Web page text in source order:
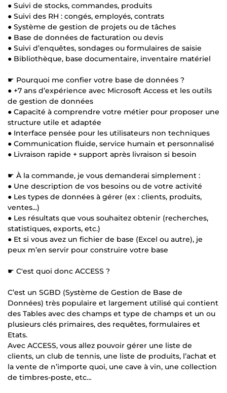
● Suivi de stocks, commandes, produits
● Suivi des RH : congés, employés, contrats
● Système de gestion de projets ou de tâches
● Base de données de facturation ou devis
● Suivi d’enquêtes, sondages ou formulaires de saisie
● Bibliothèque, base documentaire, inventaire matériel
☛ Pourquoi me confier votre base de données ?
● +7 ans d’expérience avec Microsoft Access et les outils
de gestion de données
● Capacité à comprendre votre métier pour proposer une
structure utile et adaptée
● Interface pensée pour les utilisateurs non techniques
● Communication fluide, service humain et personnalisé
● Livraison rapide + support après livraison si besoin
☛ À la commande, je vous demanderai simplement :
● Une description de vos besoins ou de votre activité
● Les types de données à gérer (ex : clients, produits,
ventes...)
● Les résultats que vous souhaitez obtenir (recherches,
statistiques, exports, etc.)
● Et si vous avez un fichier de base (Excel ou autre), je
peux m’en servir pour construire votre base
☛ C'est quoi donc ACCESS ?
C’est un SGBD (Système de Gestion de Base de
Données) très populaire et largement utilisé qui contient
des Tables avec des champs et type de champs et un ou
plusieurs clés primaires, des requêtes, formulaires et
Etats.
Avec ACCESS, vous allez pouvoir gérer une liste de
clients, un club de tennis, une liste de produits, l’achat et
la vente de n’importe quoi, une cave à vin, une collection
de timbres-poste, etc…